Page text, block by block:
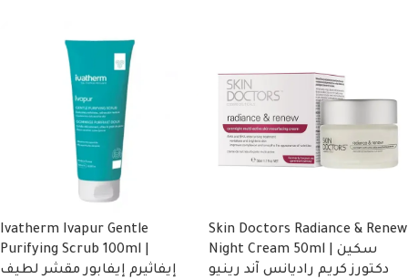
Ivatherm Ivapur Gentle
Purifying Scrub 100ml |
إيفاثيرم إيفابور مقشر لطيف
Skin Doctors Radiance & Renew
Night Cream 50ml | سكين
دكتورز كريم راديانس آند رينيو